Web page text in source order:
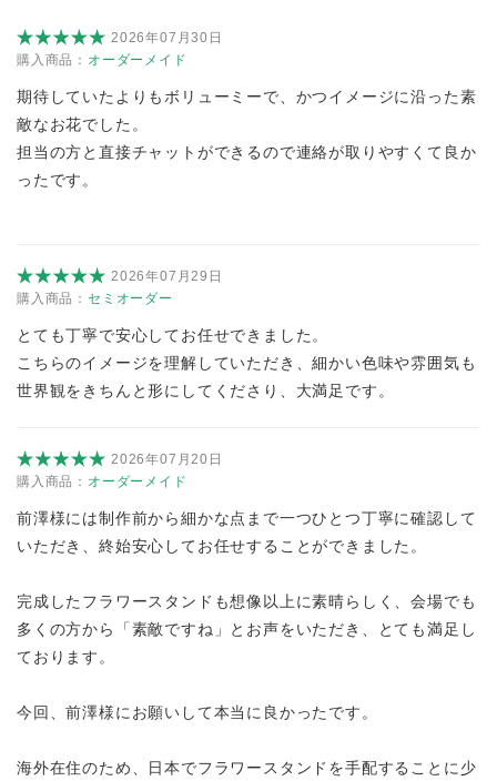
2026年07月30日
購入商品： オーダーメイド
期待していたよりもボリューミーで、かつイメージに沿った素
敵なお花でした。
担当の方と直接チャットができるので連絡が取りやすくて良か
ったです。
2026年07月29日
購入商品： セミオーダー
とても丁寧で安心してお任せできました。
こちらのイメージを理解していただき、細かい色味や雰囲気も
世界観をきちんと形にしてくださり、大満足です。
2026年07月20日
購入商品： オーダーメイド
前澤様には制作前から細かな点まで一つひとつ丁寧に確認して
いただき、終始安心してお任せすることができました。
完成したフラワースタンドも想像以上に素晴らしく、会場でも
多くの方から「素敵ですね」とお声をいただき、とても満足し
ております。
今回、前澤様にお願いして本当に良かったです。
海外在住のため、日本でフラワースタンドを手配することに少